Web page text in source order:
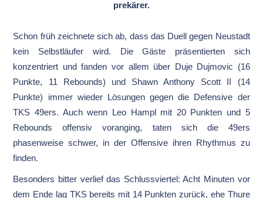
prekärer.
Schon früh zeichnete sich ab, dass das Duell gegen Neustadt
kein Selbstläufer wird. Die Gäste präsentierten sich
konzentriert und fanden vor allem über Duje Dujmovic (16
Punkte, 11 Rebounds) und Shawn Anthony Scott II (14
Punkte) immer wieder Lösungen gegen die Defensive der
TKS 49ers. Auch wenn Leo Hampl mit 20 Punkten und 5
Rebounds offensiv voranging, taten sich die 49ers
phasenweise schwer, in der Offensive ihren Rhythmus zu
finden.
Besonders bitter verlief das Schlussviertel: Acht Minuten vor
dem Ende lag TKS bereits mit 14 Punkten zurück, ehe Thure